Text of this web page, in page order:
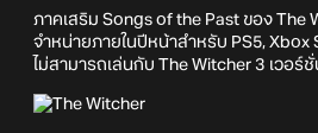
ภาคเสริม Songs of the Past ของ The
จำหน่ายภายในปีหน้าสำหรับ PS5, Xbox
ไม่สามารถเล่นกับ The Witcher 3 เวอร์ชั่